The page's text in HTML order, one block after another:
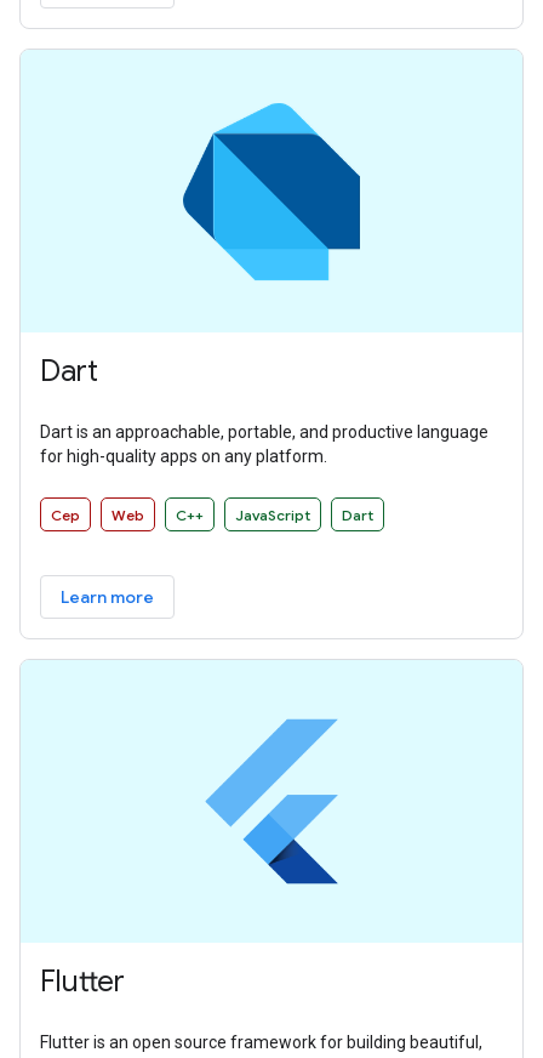
Dart
Dart is an approachable, portable, and productive language
for high-quality apps on any platform.
Cep Web C++ JavaScript Dart
Learn more
Flutter
Flutter is an open source framework for building beautiful,